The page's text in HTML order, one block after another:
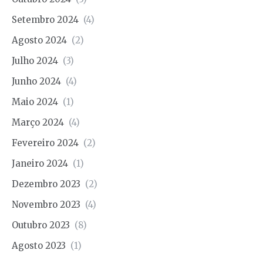
Setembro 2024 (4)
Agosto 2024 (2)
Julho 2024 (3)
Junho 2024 (4)
Maio 2024 (1)
Março 2024 (4)
Fevereiro 2024 (2)
Janeiro 2024 (1)
Dezembro 2023 (2)
Novembro 2023 (4)
Outubro 2023 (8)
Agosto 2023 (1)